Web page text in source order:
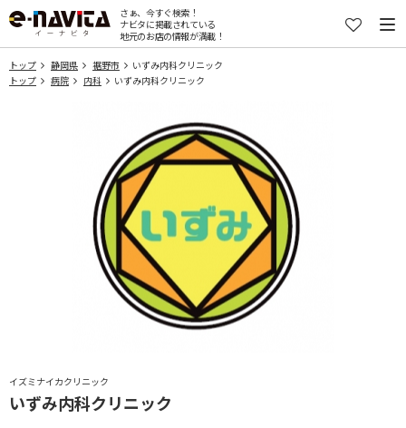
さぁ、今すぐ検索！
ナビタに掲載されている
地元のお店の情報が満載！
トップ 静岡県 裾野市
いずみ内科クリニック
トップ
病院 内科 いずみ内科クリニック
イズミナイカクリニック
いずみ内科クリニック